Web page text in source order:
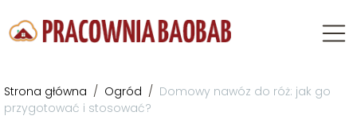
Strona główna / Ogród / Domowy nawóz do róż: jak go
przygotować i stosować?